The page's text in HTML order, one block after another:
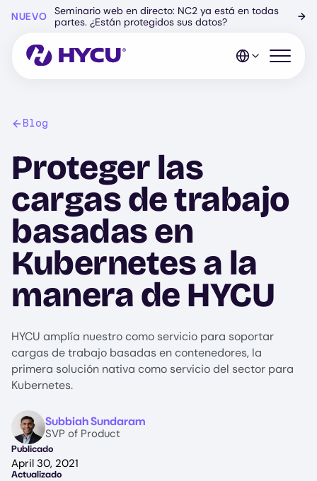
principal
NUEVO
Seminario web en directo: NC2 ya está en todas
partes. ¿Están protegidos sus datos?
→
Abrir el
Blog
Proteger las
cargas de trabajo
basadas en
Kubernetes a la
manera de HYCU
HYCU amplía nuestro como servicio para soportar
cargas de trabajo basadas en contenedores, la
primera solución nativa como servicio del sector para
Kubernetes.
ImageSubbiah Sundaram
SVP of Product
Publicado
April 30, 2021
Actualizado